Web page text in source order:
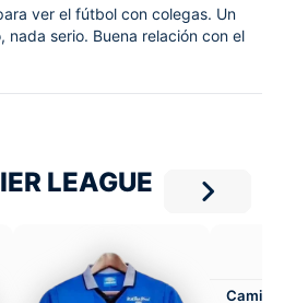
ver el fútbol con colegas. Un
nada serio. Buena relación con el
LEAGUE